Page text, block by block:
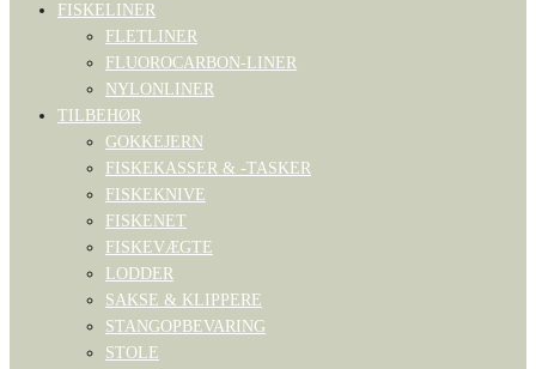
FISKELINER
FLETLINER
FLUOROCARBON-LINER
NYLONLINER
TILBEHØR
GOKKEJERN
FISKEKASSER & -TASKER
FISKEKNIVE
FISKENET
FISKEVÆGTE
LODDER
SAKSE & KLIPPERE
STANGOPBEVARING
STOLE